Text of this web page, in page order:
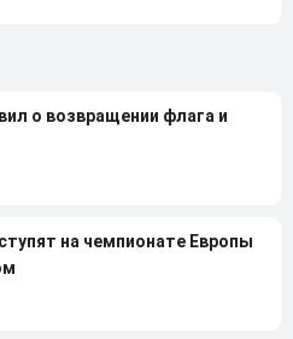
о возвращении флага и
на чемпионате Европы